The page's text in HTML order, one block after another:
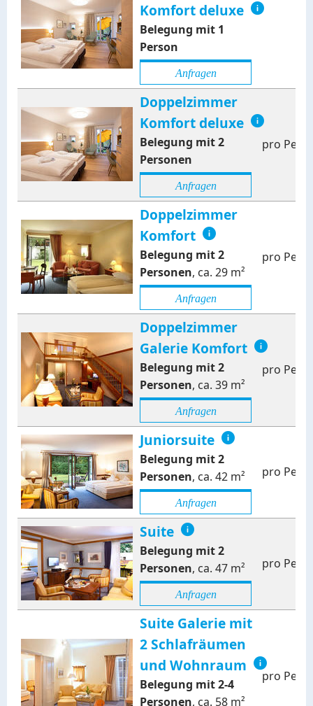
Komfort deluxe
Belegung mit 1
Person
Anfragen
Doppelzimmer
Komfort deluxe
Belegung mit2
Personen
Anfragen
pro
Doppelzimmer
Komfort
Belegung mit2
Personen, ca. 29 m²
Anfragen
pro
Doppelzimmer
Galerie Komfort
Belegung mit2
Personen, ca. 39 m²
Anfragen
pro
Juniorsuite
Belegung mit2
Personen, ca. 42 m²
Anfragen
pro
Suite
Belegung mit2
Personen, ca. 47 m²
Anfragen
pro
Suite Galerie mit
2 Schlafräumen
und Wohnraum
Belegung mit2-4
Personen, ca. 58 m²
pro